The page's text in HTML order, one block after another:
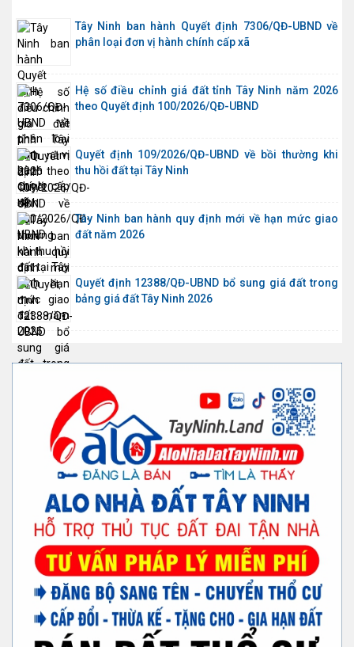
Tây Ninh ban hành Quyết định 7306/QĐ-UBND về
phân loại đơn vị hành chính cấp xã
Hệ số điều chỉnh giá đất tỉnh Tây Ninh năm 2026
theo Quyết định 100/2026/QĐ-UBND
Quyết định 109/2026/QĐ-UBND về bồi thường khi
thu hồi đất tại Tây Ninh
Tây Ninh ban hành quy định mới về hạn mức giao
đất năm 2026
Quyết định 12388/QĐ-UBND bổ sung giá đất trong
bảng giá đất Tây Ninh 2026